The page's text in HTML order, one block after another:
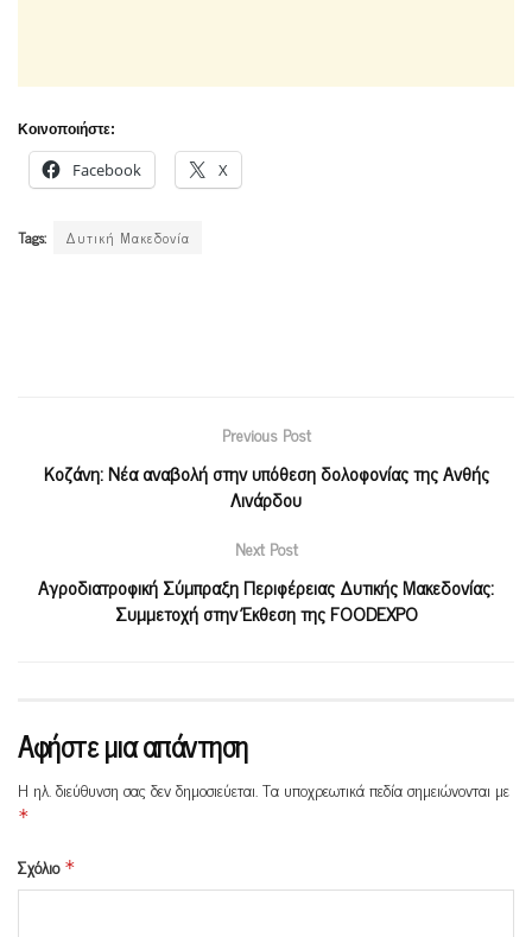
Κοινοποιήστε:
Facebook X
Tags: Δυτική Μακεδονία
Previous Post
Κοζάνη: Νέα αναβολή στην υπόθεση δολοφονίας της Ανθής
Λινάρδου
Next Post
Αγροδιατροφική Σύμπραξη Περιφέρειας Δυτικής Μακεδονίας:
Συμμετοχή στην Έκθεση της FOODEXPO
Αφήστε μια απάντηση
Η ηλ. διεύθυνση σας δεν δημοσιεύεται.Τα υποχρεωτικά πεδία σημειώνονται με
*
Σχόλιο *